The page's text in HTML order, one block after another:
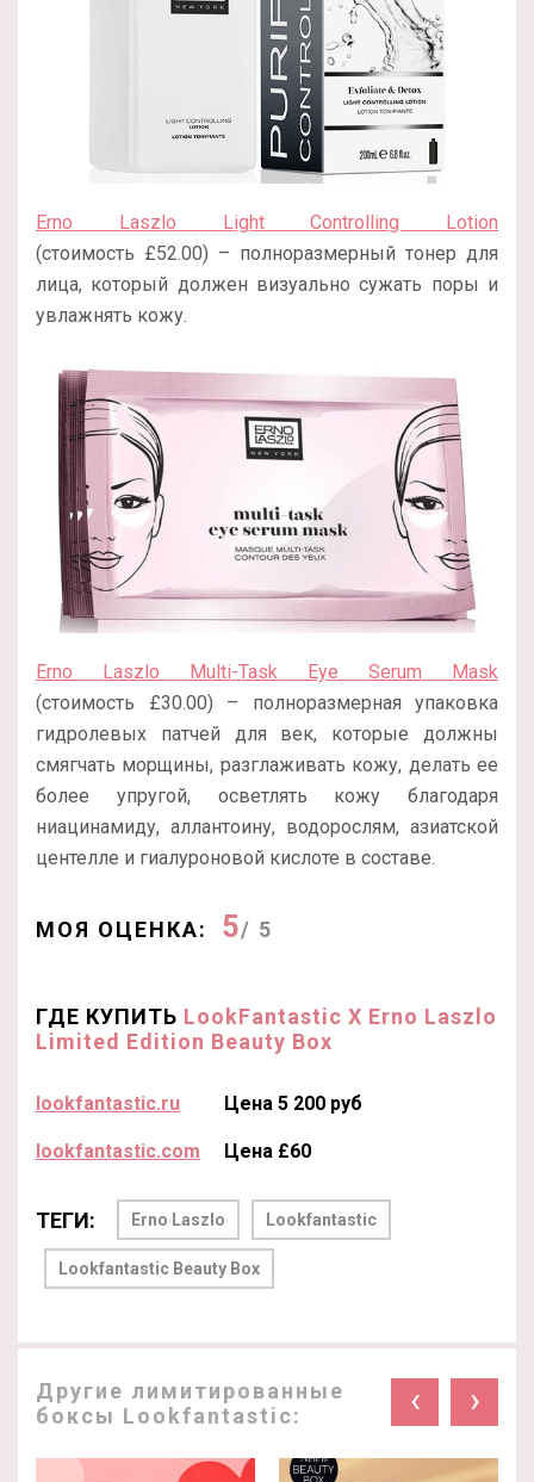
Erno Laszlo Light Controlling Lotion
(стоимость £52.00) – полноразмерный тонер для
лица, который должен визуально сужать поры и
увлажнять кожу.
Erno Laszlo Multi-Task Eye Serum Mask
(стоимость £30.00) – полноразмерная упаковка
гидролевых патчей для век, которые должны
смягчать морщины, разглаживать кожу, делать ее
более упругой, осветлять кожу благодаря
ниацинамиду, аллантоину, водорослям, азиатской
центелле и гиалуроновой кислоте в составе.
МОЯ ОЦЕНКА: 5/ 5
ГДЕ КУПИТЬ LookFantastic X Erno Laszlo
Limited Edition Beauty Box
lookfantastic.ru Цена 5 200 руб
lookfantastic.com Цена £60
ТЕГИ: Erno Laszlo Lookfantastic
Lookfantastic Beauty Box
Другие лимитированные
боксы Lookfantastic:
‹ ›